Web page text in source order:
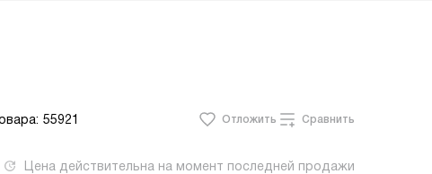
55921 Отложить Сравнить
Цена действительна на момент последней продажи